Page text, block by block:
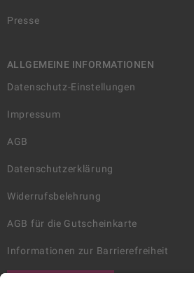
Presse
ALLGEMEINE INFORMATIONEN
Datenschutz-Einstellungen
Impressum
AGB
Datenschutzerklärung
Widerrufsbelehrung
AGB für die Gutscheinkarte
Informationen zur Barrierefreiheit